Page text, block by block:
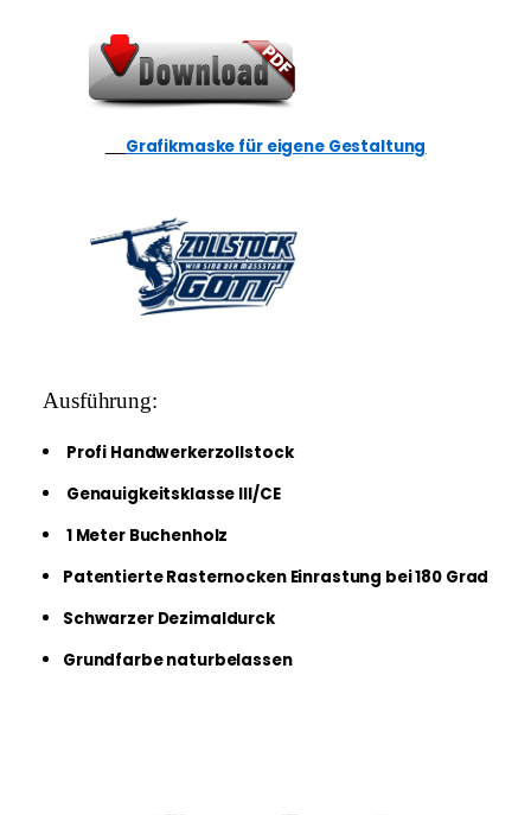
Grafikmaske für eigene Gestaltung
Ausführung:
Profi Handwerkerzollstock
Genauigkeitsklasse III/CE
1 Meter Buchenholz
Patentierte Rasternocken Einrastung bei 180 Grad
Schwarzer Dezimaldurck
Grundfarbe naturbelassen